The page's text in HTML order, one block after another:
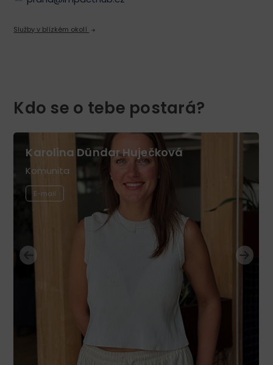
Služby v blízkém okolí
Kdo se o tebe postará?
Karolina Dündar Huječková
Komunita
E-mail